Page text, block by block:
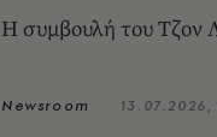
Η συμβουλή του Τζον
Newsroom 13.07.2026,